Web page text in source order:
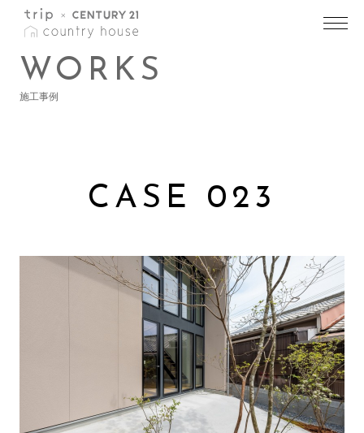
WORKS
施工事例
CASE 023